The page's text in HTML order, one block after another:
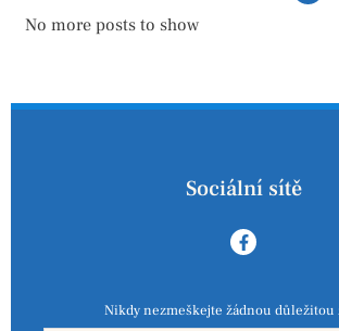
No more posts to show
Sociální sítě
Nikdy nezmeškejte žádnou důležitou